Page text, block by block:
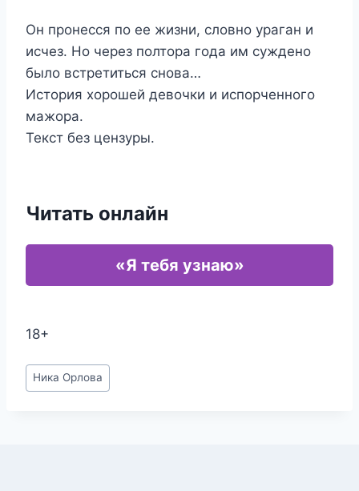
Он пронесся по ее жизни, словно ураган и
исчез. Но через полтора года им суждено
было встретиться снова…
История хорошей девочки и испорченного
мажора.
Текст без цензуры.
Читать онлайн
«Я тебя узнаю»
18+
Метки
записи:
Ника Орлова